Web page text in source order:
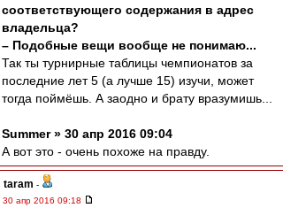
соответствующего содержания в адрес
владельца?
– Подобные вещи вообще не понимаю...
Так ты турнирные таблицы чемпионатов за
последние лет 5 (а лучше 15) изучи, может
тогда поймёшь. А заодно и брату вразумишь...
Summer » 30 апр 2016 09:04
А вот это - очень похоже на правду.
taram -
30 апр 2016 09:18